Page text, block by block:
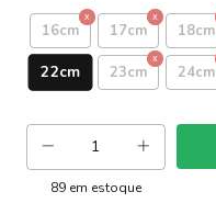
16cm 17cm 18cm
22cm 23cm 24cm
89em estoque